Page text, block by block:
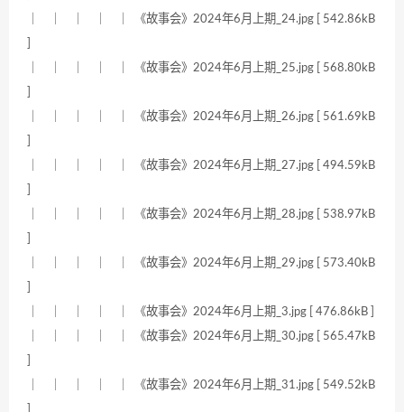
｜ ｜ ｜ ｜ ｜ 《故事会》2024年6月上期_24.jpg [ 542.86kB
｜ ｜ ｜ ｜ ｜ 《故事会》2024年6月上期_25.jpg [ 568.80kB
｜ ｜ ｜ ｜ ｜ 《故事会》2024年6月上期_26.jpg [ 561.69kB
｜ ｜ ｜ ｜ ｜ 《故事会》2024年6月上期_27.jpg [ 494.59kB
｜ ｜ ｜ ｜ ｜ 《故事会》2024年6月上期_28.jpg [ 538.97kB
｜ ｜ ｜ ｜ ｜ 《故事会》2024年6月上期_29.jpg [ 573.40kB
｜ ｜ ｜ ｜ ｜ 《故事会》2024年6月上期_3.jpg [ 476.86kB ]
｜ ｜ ｜ ｜ ｜ 《故事会》2024年6月上期_30.jpg [ 565.47kB
｜ ｜ ｜ ｜ ｜ 《故事会》2024年6月上期_31.jpg [ 549.52kB